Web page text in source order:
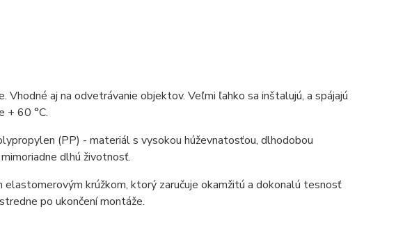
aj na odvetrávanie objektov. Veľmi ľahko sa inštalujú, a spájajú
+ 60 °C.
(PP) - materiál s vysokou húževnatosťou, dlhodobou
dlhú životnosť.
elastomerovým krúžkom, ktorý zaručuje okamžitú a dokonalú tesnosť
po ukončení montáže.